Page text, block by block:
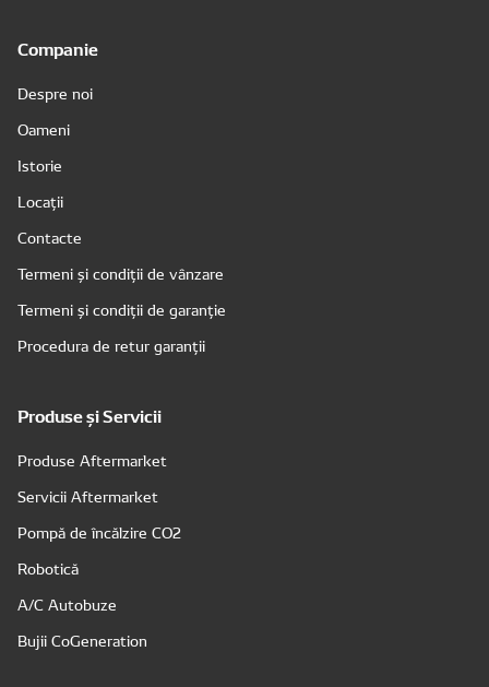
Companie
Despre noi
Oameni
Istorie
Locații
Contacte
Termeni și condiții de vânzare
Termeni și condiții de garanție
Procedura de retur garanții
Produse și Servicii
Produse Aftermarket
Servicii Aftermarket
Pompă de încălzire CO2
Robotică
A/C Autobuze
Bujii CoGeneration